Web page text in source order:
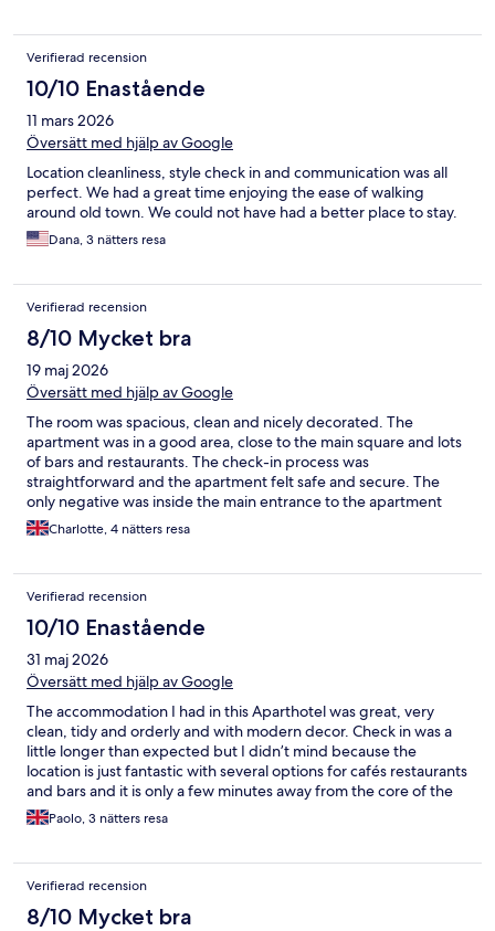
Verifierad recension
10/10 Enastående
11 mars 2026
Översätt med hjälp av Google
Location cleanliness, style check in and communication was all
perfect. We had a great time enjoying the ease of walking
around old town. We could not have had a better place to stay.
Dana, 3 nätters resa
Verifierad recension
8/10 Mycket bra
19 maj 2026
Översätt med hjälp av Google
The room was spacious, clean and nicely decorated. The
apartment was in a good area, close to the main square and lots
of bars and restaurants. The check-in process was
straightforward and the apartment felt safe and secure. The
only negative was inside the main entrance to the apartment
block was a bit run down and the bed in the apartment was
sunken in the middle which made it a little uncomfortable.
Charlotte, 4 nätters resa
Verifierad recension
10/10 Enastående
31 maj 2026
Översätt med hjälp av Google
The accommodation I had in this Aparthotel was great, very
clean, tidy and orderly and with modern decor. Check in was a
little longer than expected but I didn’t mind because the
location is just fantastic with several options for cafés restaurants
and bars and it is only a few minutes away from the core of the
old town. Be prepared for a bit of exercise since there is no lift!
Overall Krakow offers a lot so it was a brilliant weekend away.
Paolo, 3 nätters resa
Verifierad recension
8/10 Mycket bra